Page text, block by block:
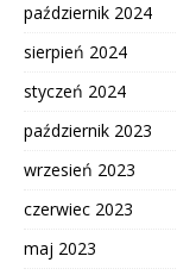
październik 2024
sierpień 2024
styczeń 2024
październik 2023
wrzesień 2023
czerwiec 2023
maj 2023